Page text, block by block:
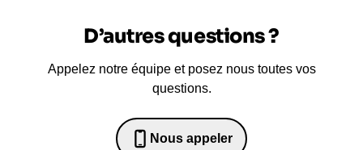
D’autres questions ?
Appelez notre équipe et posez nous toutes vos
questions.
Nous appeler